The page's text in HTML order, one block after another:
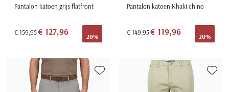
Pantalon katoen grijs flatfront
€ 159,95€ 127,96
-
20%
Pantalon katoen Khaki chino
€ 149,95€ 119,96
-
20%
Toevoegen aan favorieten